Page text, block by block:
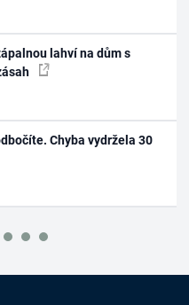
lahví na dům s
Chyba vydržela 30